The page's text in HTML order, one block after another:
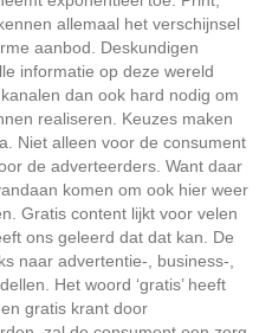
allemaal het verschijnsel
aanbod. Deskundigen
informatie op deze wereld
dan ook hard nodig om
realiseren. Keuzes maken
Niet alleen voor de consument
de adverteerders. Want daar
komen om ook hier weer
Gratis content lijkt voor velen
ons geleerd dat dat kan. De
naar advertentie-, business-,
Het woord ‘gratis’ heeft
gratis krant door